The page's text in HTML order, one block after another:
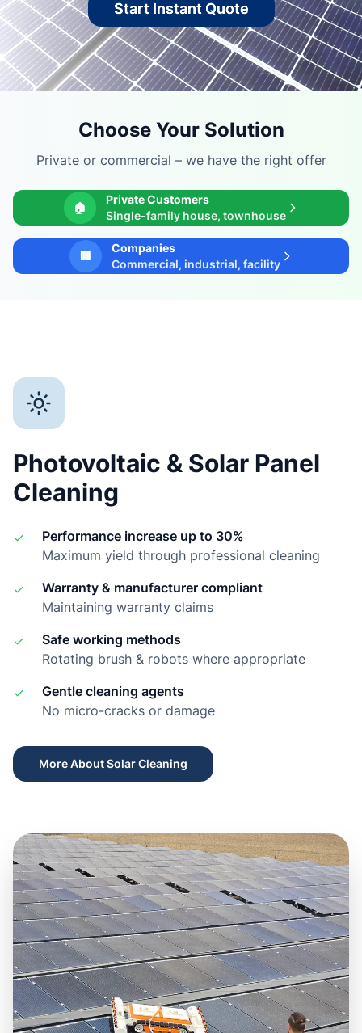
Start Instant Quote
Choose Your Solution
Private or commercial – we have the right offer
🏠
Private Customers
Single-family house, townhouse
Companies
Commercial, industrial, facility
Photovoltaic & Solar Panel
Cleaning
✓
Performance increase up to 30%
Maximum yield through professional cleaning
✓
Warranty & manufacturer compliant
Maintaining warranty claims
✓
Safe working methods
Rotating brush & robots where appropriate
✓
Gentle cleaning agents
No micro-cracks or damage
More About Solar Cleaning